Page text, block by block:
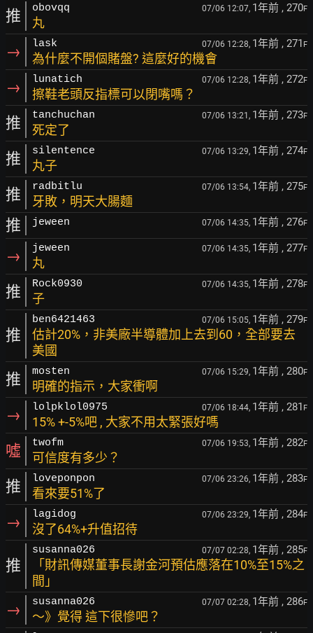
推 obovqq 07/06 12:07, 1年前 , 270F
丸
→ lask 07/06 12:28, 1年前 , 271 F
為什麼不開個賭盤? 這麼好的機會
→ lunatich 07/06 12:28, 1年前 , 272F
擦鞋老頭反指標可以閉嘴嗎？
推 tanchuchan 07/06 13:21, 1年前 , 273F
死定了
推 silentence 07/06 13:29, 1年前 , 274F
丸子
推 radbitlu 07/06 13:54, 1年前 , 275F
牙敗，明天大腸麵
推 jeween 07/06 14:35, 1年前 , 276F
→ jeween 07/06 14:35, 1年前 , 277F
丸
推 Rock0930 07/06 14:35, 1年前 , 278F
子
推
ben6421463 07/06 15:05, 1年前 , 279F
估計20%，非美廠半導體加上去到60，全部要去
美國
推 mosten 07/06 15:29, 1年前 , 280F
明確的指示，大家衝啊
→ lolpklol0975 07/06 18:44, 1年前 , 281 F
15% +-5%吧 , 大家不用太緊張好嗎
噓 twofm 07/06 19:53, 1年前 , 282F
可信度有多少？
推 loveponpon 07/06 23:26, 1年前 , 283F
看來要51%了
→ lagidog 07/06 23:29, 1年前 , 284F
沒了64%+升值招待
推
susanna026 07/07 02:28, 1年前 , 285F
「財訊傳媒董事長謝金河預估應落在10%至15%之
間」
→ susanna026 07/07 02:28, 1年前 , 286F
～》覺得 這下很慘吧？